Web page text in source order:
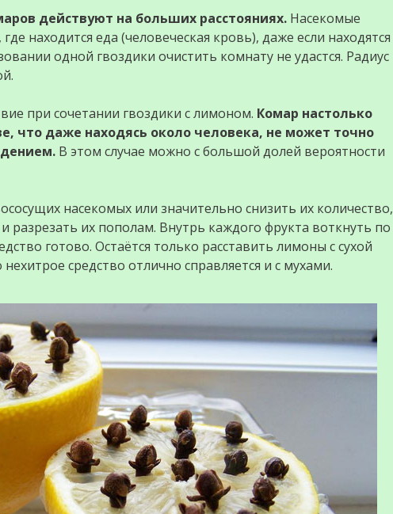
действуют на больших расстояниях. Насекомые
находится еда (человеческая кровь), даже если находятся
одной гвоздики очистить комнату не удастся. Радиус
при сочетании гвоздики с лимоном. Комар настолько
что даже находясь около человека, не может точно
В этом случае можно с большой долей вероятности
насекомых или значительно снизить их количество,
разрезать их пополам. Внутрь каждого фрукта воткнуть по
готово. Остаётся только расставить лимоны с сухой
средство отлично справляется и с мухами.